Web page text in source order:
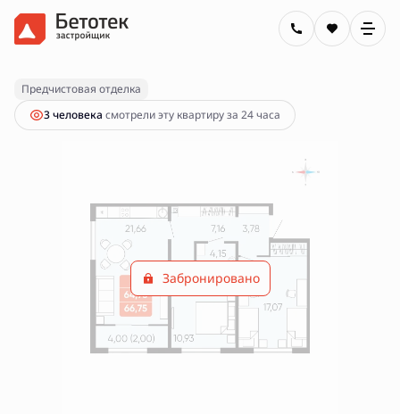
2-комнатная66.75 м Цена по запросу
Предчистовая отделка
3 человекa смотрели эту квартиру за 24 часа
Забронировано